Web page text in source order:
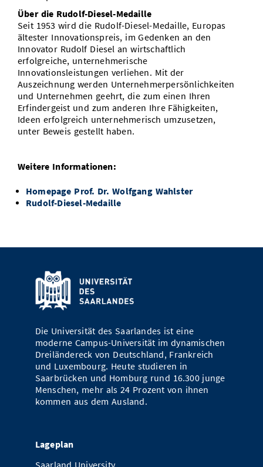
Über die Rudolf-Diesel-Medaille
Seit 1953 wird die Rudolf-Diesel-Medaille, Europas
ältester Innovationspreis, im Gedenken an den
Innovator Rudolf Diesel an wirtschaftlich
erfolgreiche, unternehmerische
Innovationsleistungen verliehen. Mit der
Auszeichnung werden Unternehmerpersönlichkeiten
und Unternehmen geehrt, die zum einen Ihren
Erfindergeist und zum anderen Ihre Fähigkeiten,
Ideen erfolgreich unternehmerisch umzusetzen,
unter Beweis gestellt haben.
Weitere Informationen:
Homepage Prof. Dr. Wolfgang Wahlster
Rudolf-Diesel-Medaille
Die Universität des Saarlandes ist eine
moderne Campus-Universität im dynamischen
Dreiländereck von Deutschland, Frankreich
und Luxembourg. Heute studieren in
Saarbrücken und Homburg rund 16.300 junge
Menschen, mehr als 24 Prozent von ihnen
kommen aus dem Ausland.
Lageplan